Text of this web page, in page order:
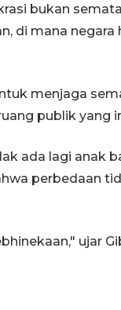
bukan
di mana
menjaga
publik yang
ada lagi anak
perbedaan
ujar